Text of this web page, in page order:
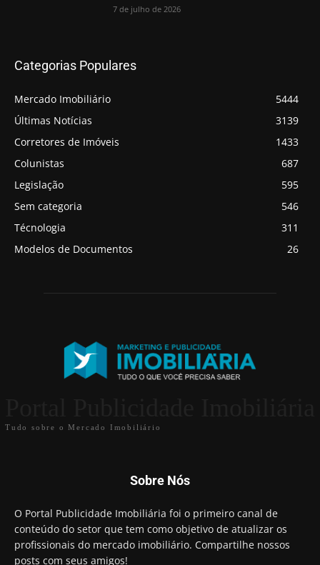
7 de julho de 2026
Categorias Populares
Mercado Imobiliário
5444
Últimas Notícias
3139
Corretores de Imóveis
1433
Colunistas
687
Legislação
595
Sem categoria
546
Técnologia
311
Modelos de Documentos
26
Tudo sobre o Mercado Imobiliário
Sobre Nós
O Portal Publicidade Imobiliária foi o primeiro canal de
conteúdo do setor que tem como objetivo de atualizar os
profissionais do mercado imobiliário. Compartilhe nossos
posts com seus amigos!